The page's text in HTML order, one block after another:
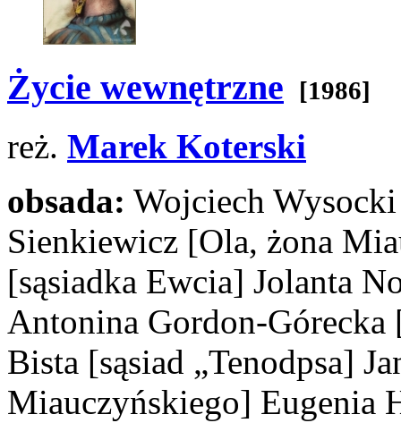
Życie wewnętrzne [1986]
reż. Marek Koterski
obsada: Wojciech
Sienkiewicz [Ola, żona
[sąsiadka Ewcia] Jolanta
Antonina Gordon-Górecka
Bista [sąsiad „Tenodpsa]
Miauczyńskiego] Eugenia